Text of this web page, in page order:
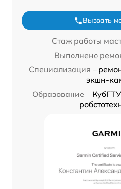
Вызвать
Стаж работы
Выполнено
Специализация –
экшн-
Образование –